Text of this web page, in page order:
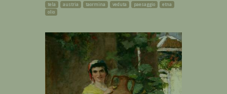
tela austria taormina veduta paesaggio
etna
olio